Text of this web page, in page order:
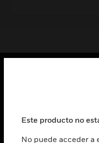
INDUSTRIAS
Este producto no
No puede acceder a